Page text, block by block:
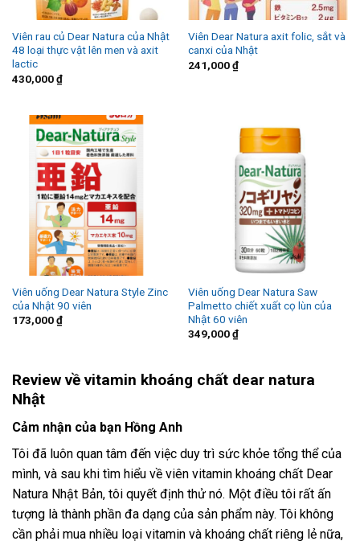
Viên rau củ Dear Natura của Nhật
48 loại thực vật lên men và axit
lactic
430,000₫
Viên Dear Natura axit folic, sắt và
canxi của Nhật
241,000₫
Viên uống Dear Natura Style Zinc
của Nhật 90 viên
173,000₫
Viên uống Dear Natura Saw
Palmetto chiết xuất cọ lùn của
Nhật 60 viên
349,000₫
Review về vitamin khoáng chất dear natura
Nhật
Cảm nhận của bạn Hồng Anh
Tôi đã luôn quan tâm đến việc duy trì sức khỏe tổng thể của
mình, và sau khi tìm hiểu về viên vitamin khoáng chất Dear
Natura Nhật Bản, tôi quyết định thử nó. Một điều tôi rất ấn
tượng là thành phần đa dạng của sản phẩm này. Tôi không
cần phải mua nhiều loại vitamin và khoáng chất riêng lẻ nữa,